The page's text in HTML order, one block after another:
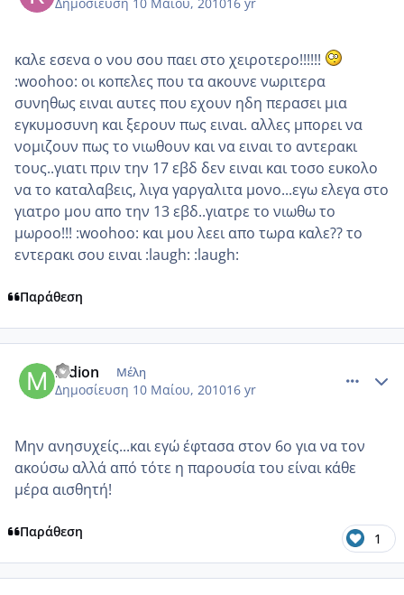
Δημοσίευση 10 Μαίου, 201016 yr
καλε εσενα ο νου σου παει στο χειροτερο!!!!!!
:woohoo: οι κοπελες που τα ακουνε νωριτερα
συνηθως ειναι αυτες που εχουν ηδη περασει μια
εγκυμοσυνη και ξερουν πως ειναι. αλλες μπορει να
νομιζουν πως το νιωθουν και να ειναι το αντερακι
τους..γιατι πριν την 17 εβδ δεν ειναι και τοσο ευκολο
να το καταλαβεις, λιγα γαργαλιτα μονο...εγω ελεγα στο
γιατρο μου απο την 13 εβδ..γιατρε το νιωθω το
μωροο!!! :woohoo: και μου λεει απο τωρα καλε?? το
εντερακι σου ειναι :laugh: :laugh:
Παράθεση
mdion Μέλη
Δημοσίευση 10 Μαίου, 201016 yr
Μην ανησυχείς...και εγώ έφτασα στον 6ο για να τον
ακούσω αλλά από τότε η παρουσία του είναι κάθε
μέρα αισθητή!
Παράθεση 1